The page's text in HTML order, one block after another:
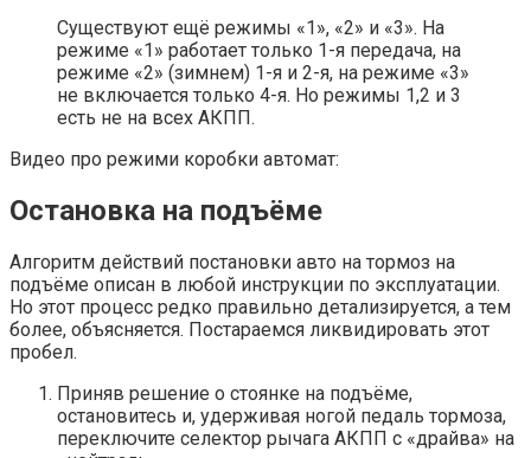
Существуют ещё режимы «1», «2» и «3». На
режиме «1» работает только 1-я передача, на
режиме «2» (зимнем) 1-я и 2-я, на режиме «3»
не включается только 4-я. Но режимы 1,2 и 3
есть не на всех АКПП.
Видео про режими коробки автомат:
Остановка на подъёме
Алгоритм действий постановки авто на тормоз на
подъёме описан в любой инструкции по эксплуатации.
Но этот процесс редко правильно детализируется, а тем
более, объясняется. Постараемся ликвидировать этот
пробел.
Приняв решение о стоянке на подъёме,
остановитесь и, удерживая ногой педаль тормоза,
переключите селектор рычага АКПП с «драйва» на